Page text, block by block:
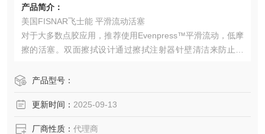
产品简介：
美国FISNAR飞士能 平滑流动活塞
对于大多数点胶应用，推荐使用Evenpress™平滑流动，低摩
擦的活塞。双面擦拭设计通过擦拭注射器针壁清洁来防止空
产品型号：
更新时间： 2025-09-13
厂商性质： 代理商